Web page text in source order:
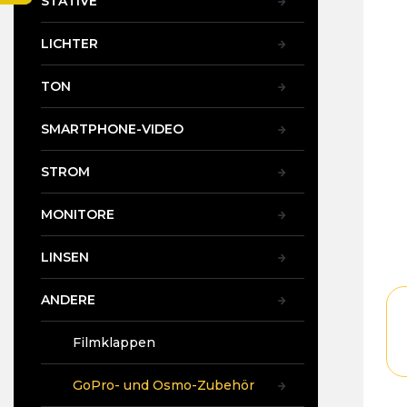
LICHTER
TON
SMARTPHONE-VIDEO
STROM
MONITORE
LINSEN
ANDERE
Filmklappen
GoPro- und Osmo-Zubehör